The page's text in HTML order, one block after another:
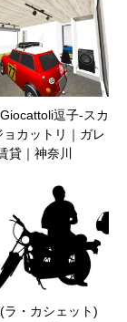
逗子-スカ
ョカットリ｜ガレ
貸｜神奈川
ラ・カシェット)